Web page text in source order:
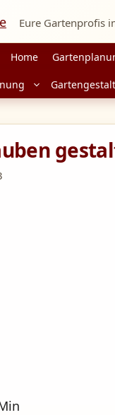
Eure Gartenprofis
Home